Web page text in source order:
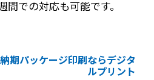
間での対応も可能です。
期パッケージ印刷ならデジタ
ルプリント